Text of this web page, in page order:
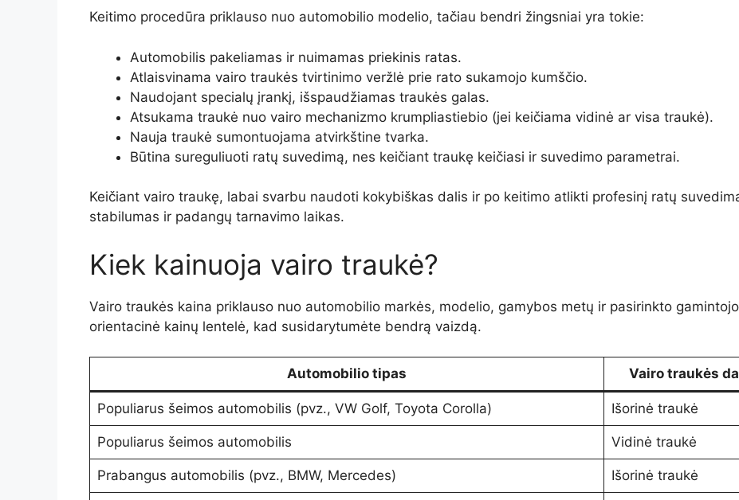
Keitimo procedūra priklauso nuo automobilio modelio, tačiau bendri žingsniai yra tokie:
Automobilis pakeliamas ir nuimamas priekinis ratas.
Atlaisvinama vairo traukės tvirtinimo veržlė prie rato sukamojo kumščio.
Naudojant specialų įrankį, išspaudžiamas traukės galas.
Atsukama traukė nuo vairo mechanizmo krumpliastiebio (jei keičiama vidinė ar visa traukė).
Nauja traukė sumontuojama atvirkštine tvarka.
Būtina sureguliuoti ratų suvedimą, nes keičiant traukę keičiasi ir suvedimo parametrai.
Keičiant vairo traukę, labai svarbu naudoti kokybiškas dalis ir po keitimo atlikti profesinį ratų
stabilumas ir padangų tarnavimo laikas.
Kiek kainuoja vairo traukė?
Vairo traukės kaina priklauso nuo automobilio markės, modelio, gamybos metų ir pasirinkto
orientacinė kainų lentelė, kad susidarytumėte bendrą vaizdą.
Automobilio tipas Vairo traukės
Populiarus šeimos automobilis (pvz., VW Golf, Toyota Corolla) Išorinė traukė
Populiarus šeimos automobilis Vidinė traukė
Prabangus automobilis (pvz., BMW, Mercedes) Išorinė traukė